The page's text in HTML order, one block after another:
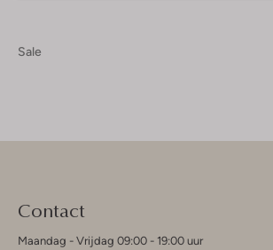
Sale
Contact
Maandag - Vrijdag 09:00 - 19:00 uur